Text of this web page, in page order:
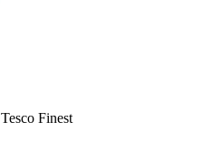
Tesco Finest